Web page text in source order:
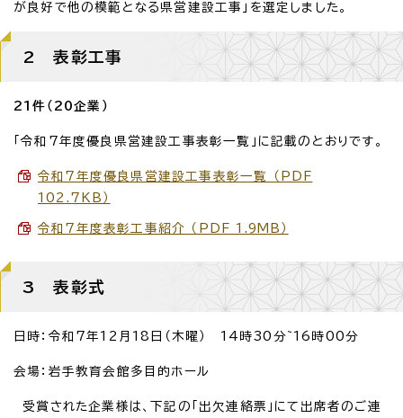
が良好で他の模範となる県営建設工事」を選定しました。
2 表彰工事
21件（20企業）
「令和7年度優良県営建設工事表彰一覧」に記載のとおりです。
令和7年度優良県営建設工事表彰一覧 （PDF
102.7KB）
令和7年度表彰工事紹介 （PDF 1.9MB）
3 表彰式
日時：令和7年12月18日（木曜） 14時30分~16時00分
会場：岩手教育会館多目的ホール
受賞された企業様は、下記の「出欠連絡票」にて出席者のご連